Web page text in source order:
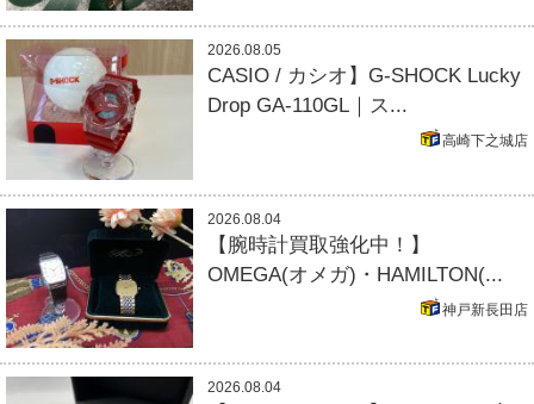
2026.08.05
CASIO / カシオ】G-SHOCK Lucky
Drop GA-110GL｜ス...
高崎下之城店
2026.08.04
【腕時計買取強化中！】
OMEGA(オメガ)・HAMILTON(...
神戸新長田店
2026.08.04